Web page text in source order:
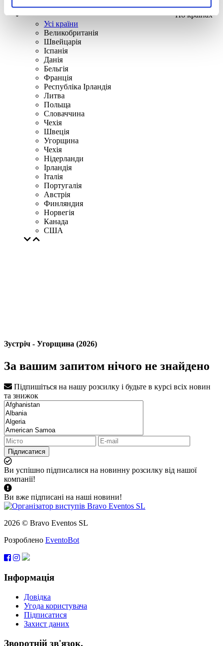
По країнах
Усі країни
Великобританія
Швейцарія
Іспанія
Данія
Бельгія
Франція
Республіка Ірландія
Литва
Польща
Словаччина
Чехія
Швецiя
Угорщина
Чехія
Нідерланди
Iрландія
Iталiя
Португалія
Австрія
Финляндия
Норвегія
Канада
США
Зустріч - Угорщина (2026)
За вашим запитом нічого не знайдено
Підпишіться на нашу розсилку і будьте в курсі всіх новин
та знижок
Підписатися
Ви успішно підписалися на новинну розсилку від нашої
компанії!
Ви вже підписані на наші новини!
2026 © Bravo Eventos SL
Розроблено EventoBot
Інформація
Довідка
Угода користувача
Підписатися
Захист даних
Зворотній зв'язок.